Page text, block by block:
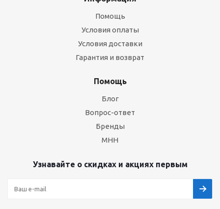
Помощь
Условия оплаты
Условия доставки
Гарантия и возврат
Помощь
Блог
Вопрос-ответ
Бренды
МНН
Узнавайте о скидках и акциях первым